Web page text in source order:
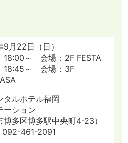
月22日（日）
～ 会場：2F FESTA
～ 会場：3F
タルホテル福岡
ーション
博多区博多駅中央町4-23）
461-2091